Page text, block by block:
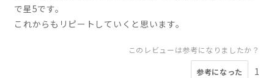
で星5です。
これからもリピートしていくと思います。
このレビューは参考になりましたか？
参考になった 1